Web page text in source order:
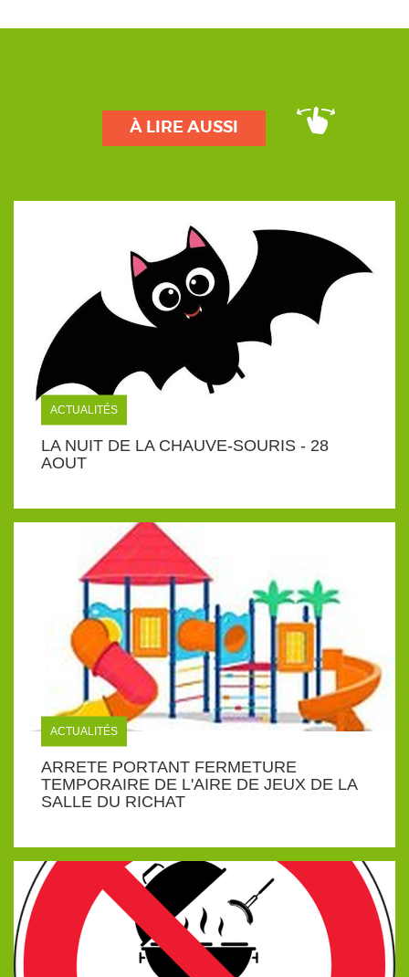
À LIRE AUSSI
ACTUALITÉS
LA NUIT DE LA CHAUVE-SOURIS - 28
AOUT
ACTUALITÉS
ARRETE PORTANT FERMETURE
TEMPORAIRE DE L'AIRE DE JEUX DE LA
SALLE DU RICHAT